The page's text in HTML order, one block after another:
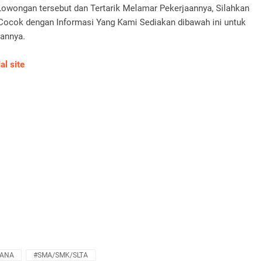
tersebut dan Tertarik Melamar Pekerjaannya, Silahkan
dengan Informasi Yang Kami Sediakan dibawah ini untuk
site
#SMA/SMK/SLTA